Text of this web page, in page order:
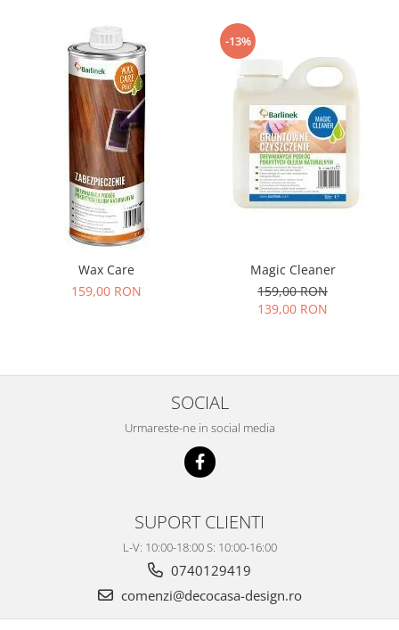
Wax Care
159,00 RON
-13%
Magic Cleaner
159,00 RON
139,00 RON
SOCIAL
Urmareste-ne in social media
SUPORT CLIENTI
L-V: 10:00-18:00 S: 10:00-16:00
0740129419
comenzi@decocasa-design.ro